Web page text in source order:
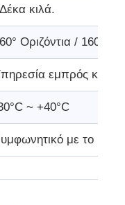
κιλά.
Οριζόντια / 160°
εμπρός και
~ +40°C
με το